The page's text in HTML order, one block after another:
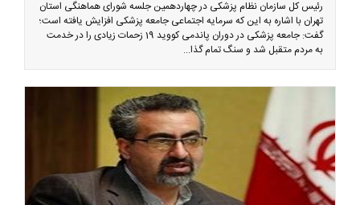
رئیس کل سازمان نظام پزشکی در چهاردهمین جلسه شورای هماهنگی استان
تهران با اشاره به این که سرمایه اجتماعی جامعه پزشکی افزایش یافته است؛
گفت: جامعه پزشکی در دوران پاندمی کووید 19 زحمات زیادی را در خدمت
به مردم متقبل شد و سنگ تمام گذا...